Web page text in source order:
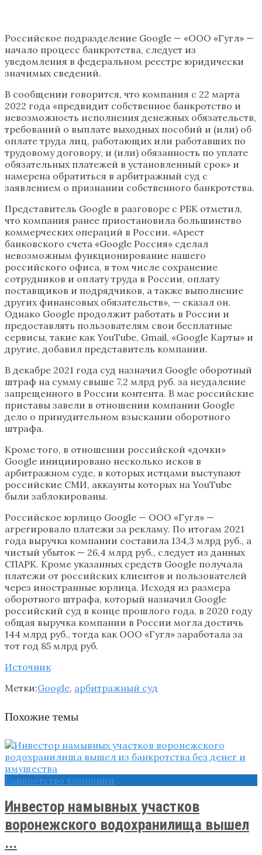
Российское подразделение Google — «ООО «Гугл» —
начало процесс банкротства, следует из
уведомления в федеральном реестре юридически
значимых сведений.
В сообщении говорится, что компания с 22 марта
2022 года «предвидит собственное банкротство и
невозможность исполнения денежных обязательств,
требований о выплате выходных пособий и (или) об
оплате труда лиц, работающих или работавших по
трудовому договору, и (или) обязанность по уплате
обязательных платежей в установленный срок» и
намерена обратиться в арбитражный суд с
заявлением о признании собственного банкротства.
Представитель Google в разговоре с РБК отметил,
что компания ранее приостановила большинство
коммерческих операций в России. «Арест
банковского счета «Google Россия» сделал
невозможным функционирование нашего
российского офиса, в том числе сохранение
сотрудников и оплату труда в России, оплату
поставщиков и подрядчиков, а также выполнение
других финансовых обязательств», — сказал он.
Однако Google продолжит работать в России и
предоставлять пользователям свои бесплатные
сервисы, такие как YouTube, Gmail, «Google Карты» и
другие, добавил представитель компании.
В декабре 2021 года суд назначил Google оборотный
штраф на сумму свыше 7,2 млрд руб. за неудаление
запрещенного в России контента. В мае российские
приставы завели в отношении компании Google
дело о принудительном взыскании оборотного
штрафа.
Кроме того, в отношении российской «дочки»
Google инициировано несколько исков в
арбитражном суде, в которых истцами выступают
российские СМИ, аккаунты которых на YouTube
были заблокированы.
Российское юрлицо Google — ООО «Гугл» —
агрегировало платежи за рекламу. По итогам 2021
года выручка компании составила 134,3 млрд руб., а
чистый убыток — 26,4 млрд руб., следует из данных
СПАРК. Кроме указанных средств Google получала
платежи от российских клиентов и пользователей
через иностранные юрлица. Исходя из размера
оборотного штрафа, который назначил Google
российский суд в конце прошлого года, в 2020 году
общая выручка компании в России могла достичь
144 млрд руб., тогда как ООО «Гугл» заработала за
тот год 85 млрд руб.
Источник
Метки:Google, арбитражный суд
Похожие темы
Банкротство компаний
Инвестор намывных участков
воронежского водохранилища вышел
...